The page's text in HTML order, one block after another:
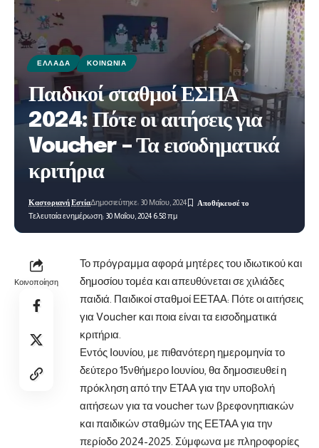
ΕΛΛΆΔΑ ΚΟΙΝΩΝΊΑ
Παιδικοί σταθμοί ΕΣΠΑ
2024: Πότε οι αιτήσεις για
Voucher – Τα εισοδηματικά
κριτήρια
Τελευταία ενημέρωση: 30 Μαΐου, 2024 6:58 πμ
Καστοριανή ΕστίαΔημοσιεύτηκε: 30 Μαΐου, 2024
Κοινοποίηση
Το πρόγραμμα αφορά μητέρες του ιδιωτικού και
δημοσίου τομέα και απευθύνεται σε χιλιάδες
παιδιά. Παιδικοί σταθμοί ΕΕΤΑΑ: Πότε οι αιτήσεις
για Voucher και ποια είναι τα εισοδηματικά
κριτήρια.
Εντός Ιουνίου, με πιθανότερη ημερομηνία το
δεύτερο 15νθήμερο Ιουνίου, θα δημοσιευθεί η
πρόκληση από την ΕΤΑΑ για την υποβολή
αιτήσεων για τα voucher των βρεφονηπιακών
και παιδικών σταθμών της ΕΕΤΑΑ για την
περίοδο 2024-2025. Σύμφωνα με πληροφορίες